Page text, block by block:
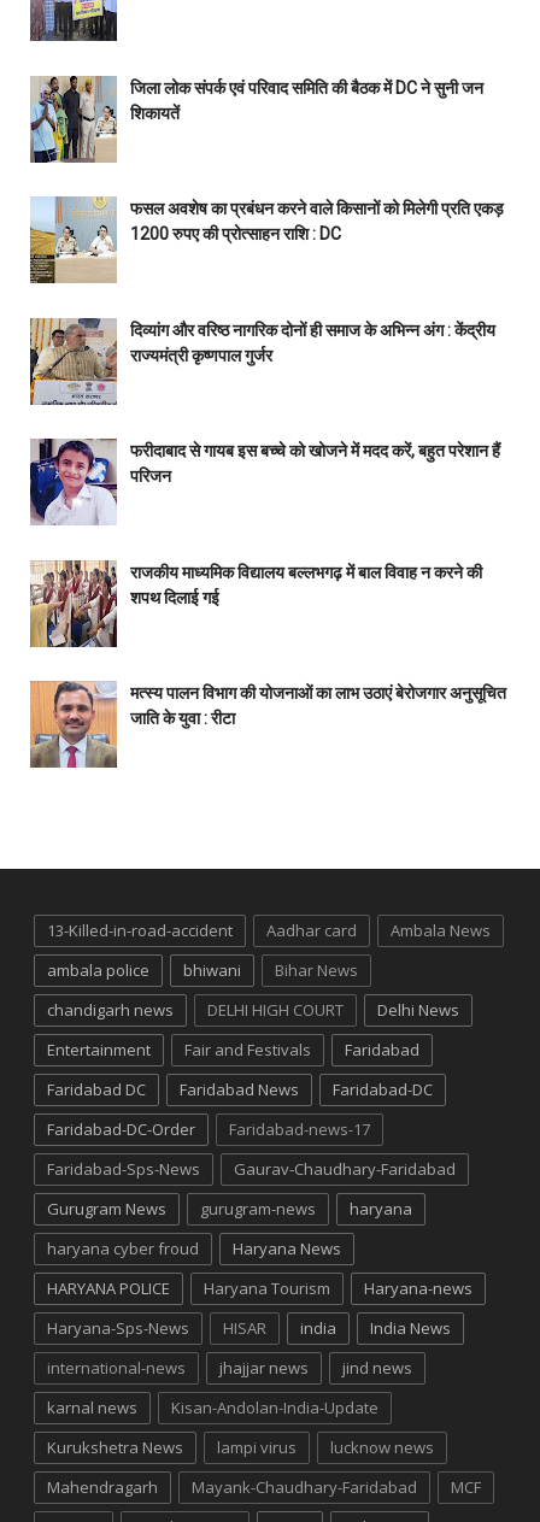
जिला लोक संपर्क एवं परिवाद समिति की बैठक में DC ने सुनी जन
शिकायतें
फसल अवशेष का प्रबंधन करने वाले किसानों को मिलेगी प्रति एकड़
1200 रुपए की प्रोत्साहन राशि : DC
दिव्यांग और वरिष्ठ नागरिक दोनों ही समाज के अभिन्न अंग : केंद्रीय
राज्यमंत्री कृष्णपाल गुर्जर
फरीदाबाद से गायब इस बच्चे को खोजने में मदद करें, बहुत परेशान हैं
परिजन
राजकीय माध्यमिक विद्यालय बल्लभगढ़ में बाल विवाह न करने की
शपथ दिलाई गई
मत्स्य पालन विभाग की योजनाओं का लाभ उठाएं बेरोजगार अनुसूचित
जाति के युवा : रीटा
13-Killed-in-road-accident Aadhar card
Ambala News
ambala police
bhiwani
Bihar News
chandigarh news
DELHI HIGH COURT
Delhi News
Entertainment
Fair and Festivals
Faridabad
Faridabad DC
Faridabad News
Faridabad-DC
Faridabad-DC-Order
Faridabad-news-17
Faridabad-Sps-News
Gaurav-Chaudhary-Faridabad
Gurugram News
gurugram-news
haryana
haryana cyber froud
Haryana News
HARYANA POLICE
Haryana Tourism
Haryana-news
Haryana-Sps-News
HISAR india
India News
international-news
jhajjar news
jind news
karnal news
Kisan-Andolan-India-Update
Kurukshetra News
lampi virus
lucknow news
Mahendragarh
Mayank-Chaudhary-Faridabad
MCF